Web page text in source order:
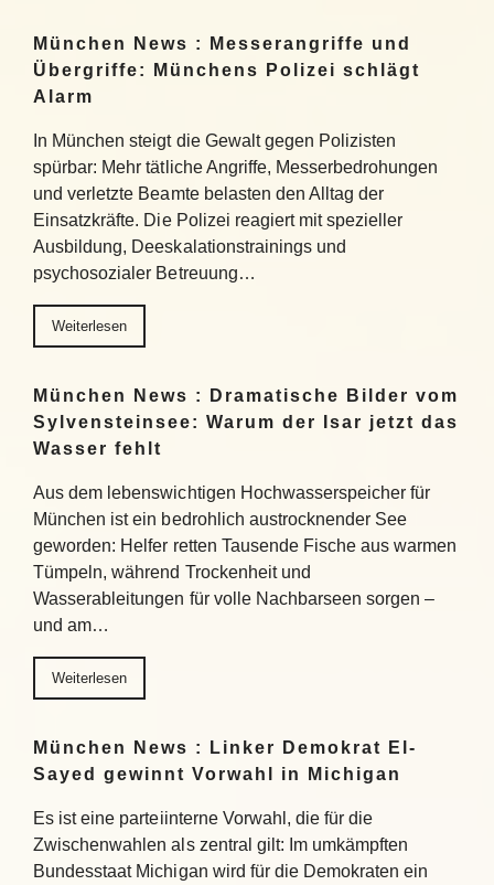
München News : Messerangriffe und
Übergriffe: Münchens Polizei schlägt
Alarm
In München steigt die Gewalt gegen Polizisten
spürbar: Mehr tätliche Angriffe, Messerbedrohungen
und verletzte Beamte belasten den Alltag der
Einsatzkräfte. Die Polizei reagiert mit spezieller
Ausbildung, Deeskalationstrainings und
psychosozialer Betreuung…
Weiterlesen
München News : Dramatische Bilder vom
Sylvensteinsee: Warum der Isar jetzt das
Wasser fehlt
Aus dem lebenswichtigen Hochwasserspeicher für
München ist ein bedrohlich austrocknender See
geworden: Helfer retten Tausende Fische aus warmen
Tümpeln, während Trockenheit und
Wasserableitungen für volle Nachbarseen sorgen –
und am…
Weiterlesen
München News : Linker Demokrat El-
Sayed gewinnt Vorwahl in Michigan
Es ist eine parteiinterne Vorwahl, die für die
Zwischenwahlen als zentral gilt: Im umkämpften
Bundesstaat Michigan wird für die Demokraten ein